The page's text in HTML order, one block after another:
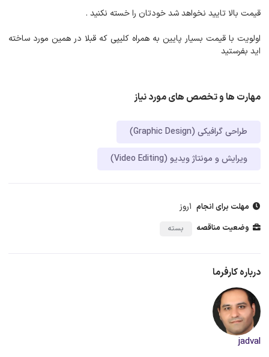
قیمت بالا تایید نخواهد شد خودتان را خسته نکنید .
اولویت با قیمت بسیار پایین به همراه کلیپی که قبلا در همین مورد ساخته
اید بفرستید
مهارت ها و تخصص های مورد نیاز
طراحی گرافیکی (Graphic Design)
ویرایش و مونتاژ ویدیو (Video Editing)
مهلت برای انجام 1روز
وضعیت مناقصه بسته
درباره کارفرما
jadval